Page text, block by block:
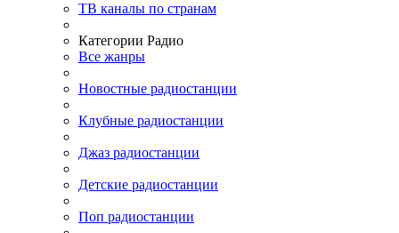
ТВ каналы по странам
Категории Радио
Все жанры
Новостные радиостанции
Клубные радиостанции
Джаз радиостанции
Детские радиостанции
Поп радиостанции